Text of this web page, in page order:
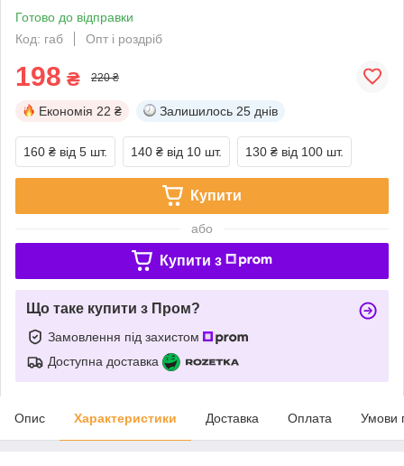
Готово до відправки
Код: габ
Опт і роздріб
198 ₴ 220 ₴
Економія 22 ₴ Залишилось 25 днів
160 ₴ від 5 шт. 140 ₴ від 10 шт. 130 ₴ від 100 шт.
Купити
або
Купити з
Що таке купити з Пром?
Замовлення під захистом
Доступна доставка
Опис Характеристики Доставка Оплата Умови